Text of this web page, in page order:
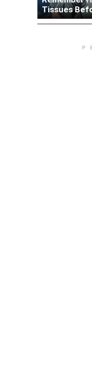
Tissues
Woman
Judge Until